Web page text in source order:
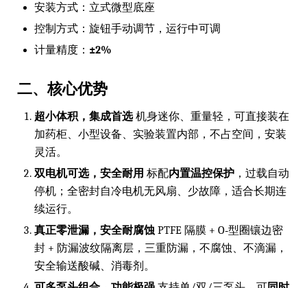
安装方式：立式微型底座
控制方式：旋钮手动调节，运行中可调
计量精度： ±2%
二、核心优势
超小体积，集成首选机身迷你、重量轻，可直接装在
加药柜、小型设备、实验装置内部，不占空间，安装
灵活。
双电机可选，安全耐用 标配内置温控保护 ，过载自动
停机；全密封自冷电机无风扇、少故障，适合长期连
续运行。
真正零泄漏，安全耐腐蚀 PTFE 隔膜 + O‑型圈镶边密
封 + 防漏波纹隔离层，三重防漏，不腐蚀、不滴漏，
安全输送酸碱、消毒剂。